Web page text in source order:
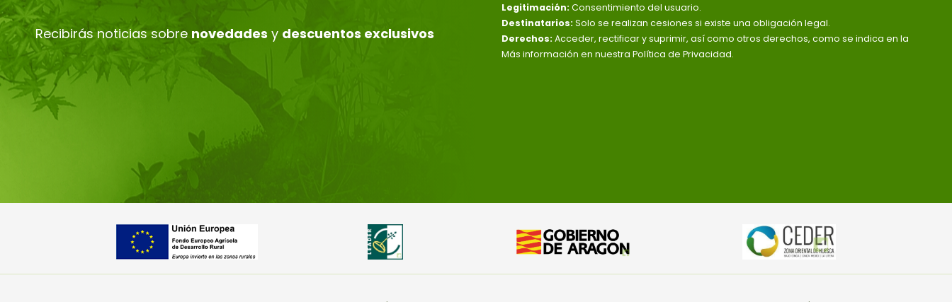
Recibirás noticias sobre novedades y descuentos exclusivos
Legitimación: Consentimiento del usuario.
Destinatarios: Solo se realizan cesiones si existe una obligación legal.
Derechos: Acceder, rectificar y suprimir, así como otros derechos, como se indica en la
Más información en nuestra Política de Privacidad.